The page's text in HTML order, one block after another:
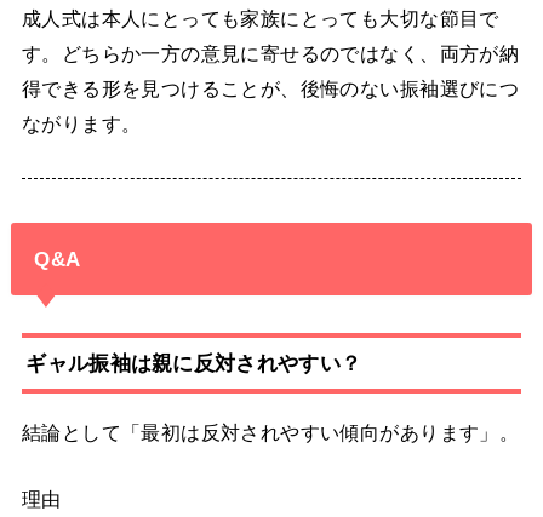
成人式は本人にとっても家族にとっても大切な節目で
す。どちらか一方の意見に寄せるのではなく、両方が納
得できる形を見つけることが、後悔のない振袖選びにつ
ながります。
Q&A
ギャル振袖は親に反対されやすい？
結論として「最初は反対されやすい傾向があります」。
理由